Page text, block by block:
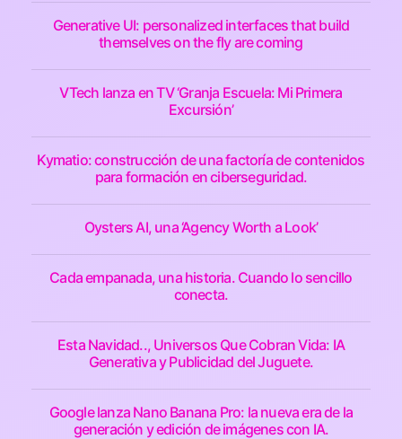
Generative UI: personalized interfaces that build
themselves on the fly are coming
VTech lanza en TV ‘Granja Escuela: Mi Primera
Excursión’
Kymatio: construcción de una factoría de contenidos
para formación en ciberseguridad.
Oysters AI, una ‘Agency Worth a Look’
Cada empanada, una historia. Cuando lo sencillo
conecta.
Esta Navidad.., Universos Que Cobran Vida: IA
Generativa y Publicidad del Juguete.
Google lanza Nano Banana Pro: la nueva era de la
generación y edición de imágenes con IA.